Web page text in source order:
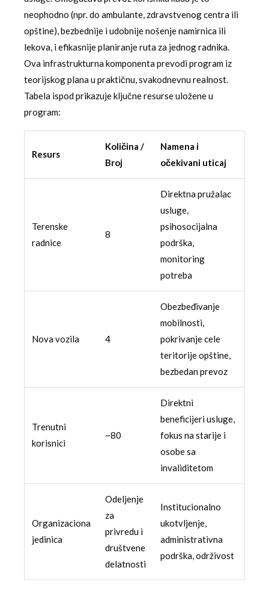
neophodno (npr. do ambulante, zdravstvenog centra ili
opštine), bezbednije i udobnije nošenje namirnica ili
lekova, i efikasnije planiranje ruta za jednog radnika.
Ova infrastrukturna komponenta prevodi program iz
teorijskog plana u praktičnu, svakodnevnu realnost.
Tabela ispod prikazuje ključne resurse uložene u
program:
Resurs
Količina /
Broj
Namena i
očekivani uticaj
Terenske
radnice
8
Direktna pružalac
usluge,
psihosocijalna
podrška,
monitoring
potreba
Nova vozila 4
Obezbeđivanje
mobilnosti,
pokrivanje cele
teritorije opštine,
bezbedan prevoz
Trenutni
korisnici
~80
Direktni
beneficijeri usluge,
fokus na starije i
osobe sa
invaliditetom
Organizaciona
jedinica
Odeljenje
za
privredu i
društvene
delatnosti
Institucionalno
ukotvljenje,
administrativna
podrška, održivost